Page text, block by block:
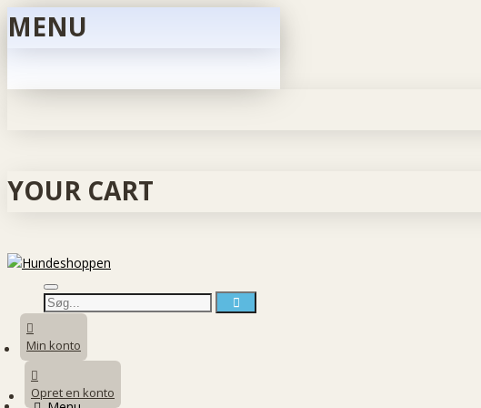
MENU
YOUR CART
Min konto
Opret en konto